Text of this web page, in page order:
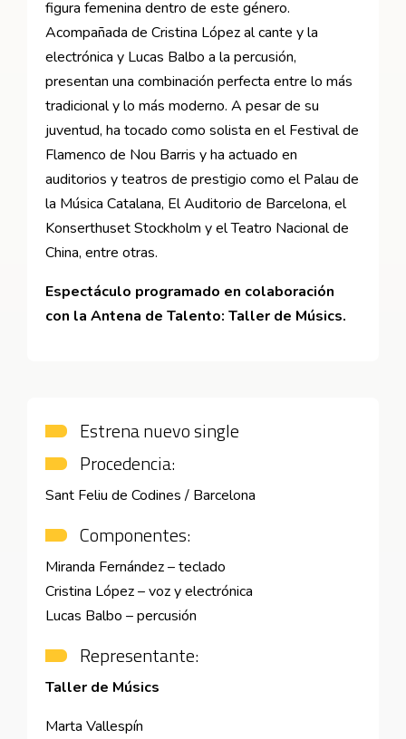
figura femenina dentro de este género.
Acompañada de Cristina López al cante y la
electrónica y Lucas Balbo a la percusión,
presentan una combinación perfecta entre lo más
tradicional y lo más moderno. A pesar de su
juventud, ha tocado como solista en el Festival de
Flamenco de Nou Barris y ha actuado en
auditorios y teatros de prestigio como el Palau de
la Música Catalana, El Auditorio de Barcelona, el
Konserthuset Stockholm y el Teatro Nacional de
China, entre otras.
Espectáculo programado en colaboración
con la Antena de Talento: Taller de Músics.
Estrena nuevo single
Procedencia:
Sant Feliu de Codines / Barcelona
Componentes:
Miranda Fernández – teclado
Cristina López – voz y electrónica
Lucas Balbo – percusión
Representante:
Taller de Músics
Marta Vallespín